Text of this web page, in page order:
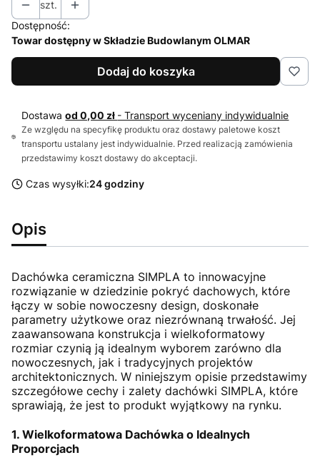
szt.
Dostępność:
Towar dostępny w Składzie Budowlanym OLMAR
Dodaj do koszyka
Dostawaod 0,00 zł - Transport wyceniany indywidualnie
Ze względu na specyfikę produktu oraz dostawy paletowe koszt
transportu ustalany jest indywidualnie. Przed realizacją zamówienia
przedstawimy koszt dostawy do akceptacji.
Czas wysyłki:24 godziny
Opis
Dachówka ceramiczna SIMPLA to innowacyjne
rozwiązanie w dziedzinie pokryć dachowych, które
łączy w sobie nowoczesny design, doskonałe
parametry użytkowe oraz niezrównaną trwałość. Jej
zaawansowana konstrukcja i wielkoformatowy
rozmiar czynią ją idealnym wyborem zarówno dla
nowoczesnych, jak i tradycyjnych projektów
architektonicznych. W niniejszym opisie przedstawimy
szczegółowe cechy i zalety dachówki SIMPLA, które
sprawiają, że jest to produkt wyjątkowy na rynku.
1. Wielkoformatowa Dachówka o Idealnych
Proporcjach